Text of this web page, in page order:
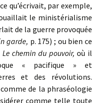
qu’écrivait, par exemple,
le ministérialisme
de la guerre provoquée
garde, p. 175) ; ou bien ce
Le chemin du pouvoir,où il
« pacifique » et
et des révolutions.
de la phraséologie
comme telle toute